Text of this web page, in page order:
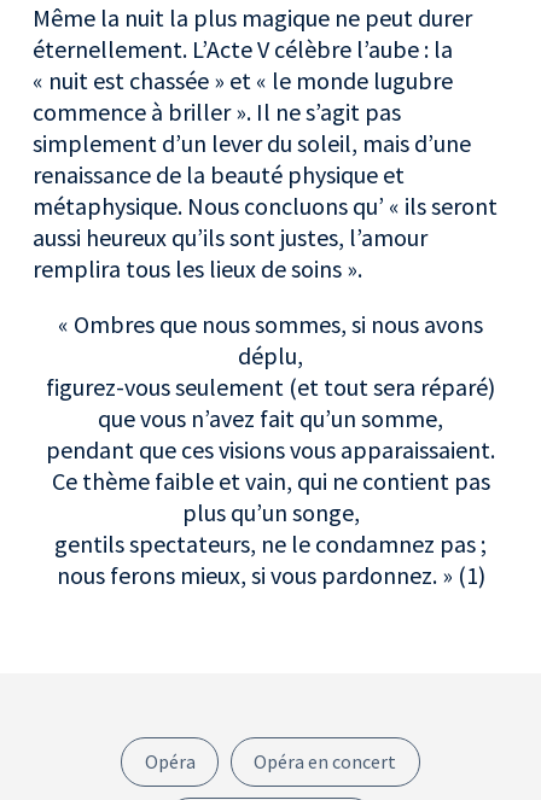
Même la nuit la plus magique ne peut durer
éternellement. L’Acte V célèbre l’aube : la
« nuit est chassée » et « le monde lugubre
commence à briller ». Il ne s’agit pas
simplement d’un lever du soleil, mais d’une
renaissance de la beauté physique et
métaphysique. Nous concluons qu’ « ils seront
aussi heureux qu’ils sont justes, l’amour
remplira tous les lieux de soins ».
« Ombres que nous sommes, si nous avons
déplu,
figurez-vous seulement (et tout sera réparé)
que vous n’avez fait qu’un somme,
pendant que ces visions vous apparaissaient.
Ce thème faible et vain, qui ne contient pas
plus qu’un songe,
gentils spectateurs, ne le condamnez pas ;
nous ferons mieux, si vous pardonnez. » (1)
Opéra Opéra en concert